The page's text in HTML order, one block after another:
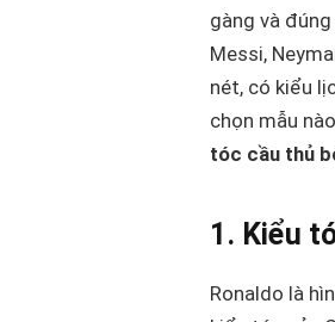
gàng và
Messi,
nét, có kiểu
chọn mẫu
tóc cầu thủ
1. Kiểu
Ronaldo là